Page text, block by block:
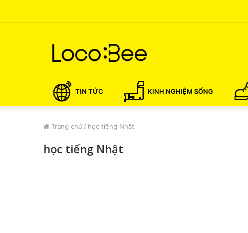
TIN TỨC KINH NGHIỆM SỐNG
Trang chủ / học tiếng Nhật
học tiếng Nhật